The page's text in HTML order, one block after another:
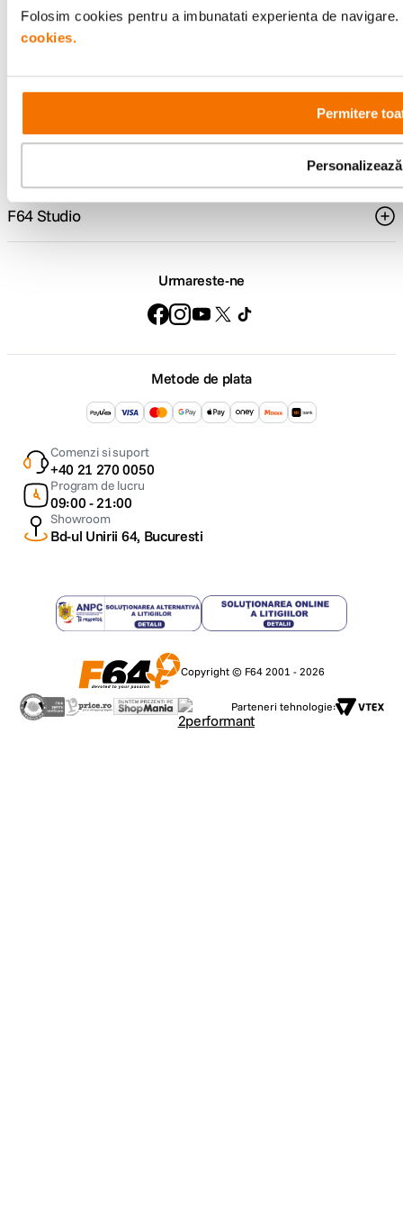
Folosim cookies pentru a imbunatati experienta de
cookies.
Permitere
Personalizează
F64 Studio
Urmareste-ne
Metode de plata
Comenzi si suport
+40 21 270 0050
Program de lucru
09:00 - 21:00
Showroom
Bd-ul Unirii 64, Bucuresti
Copyright © F64 2001 - 2026
Parteneri tehnologie: